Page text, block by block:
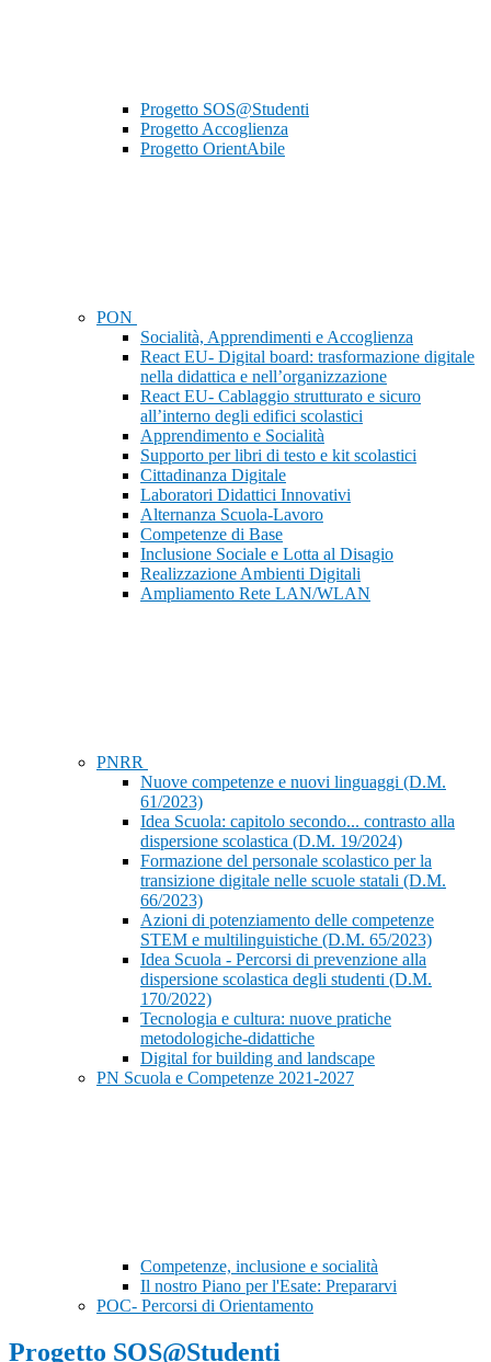
Progetto SOS@Studenti
Progetto Accoglienza
Progetto OrientAbile
PON
Socialità, Apprendimenti e Accoglienza
React EU- Digital board: trasformazione digitale
nella didattica e nell’organizzazione
React EU- Cablaggio strutturato e sicuro
all’interno degli edifici scolastici
Apprendimento e Socialità
Supporto per libri di testo e kit scolastici
Cittadinanza Digitale
Laboratori Didattici Innovativi
Alternanza Scuola-Lavoro
Competenze di Base
Inclusione Sociale e Lotta al Disagio
Realizzazione Ambienti Digitali
Ampliamento Rete LAN/WLAN
PNRR
Nuove competenze e nuovi linguaggi (D.M.
61/2023)
Idea Scuola: capitolo secondo... contrasto alla
dispersione scolastica (D.M. 19/2024)
Formazione del personale scolastico per la
transizione digitale nelle scuole statali (D.M.
66/2023)
Azioni di potenziamento delle competenze
STEM e multilinguistiche (D.M. 65/2023)
Idea Scuola - Percorsi di prevenzione alla
dispersione scolastica degli studenti (D.M.
170/2022)
Tecnologia e cultura: nuove pratiche
metodologiche-didattiche
Digital for building and landscape
PN Scuola e Competenze 2021-2027
Competenze, inclusione e socialità
Il nostro Piano per l'Esate: Prepararvi
POC- Percorsi di Orientamento
Progetto SOS@Studenti